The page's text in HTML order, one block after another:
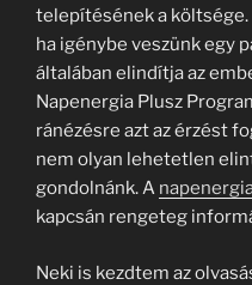
telepítésének a költsége.
ha igénybe veszünk egy
általában elindítja az
Napenergia Plusz
ránézésre azt az érzést
nem olyan lehetetlen
gondolnánk. A
kapcsán rengeteg
Neki is kezdtem az